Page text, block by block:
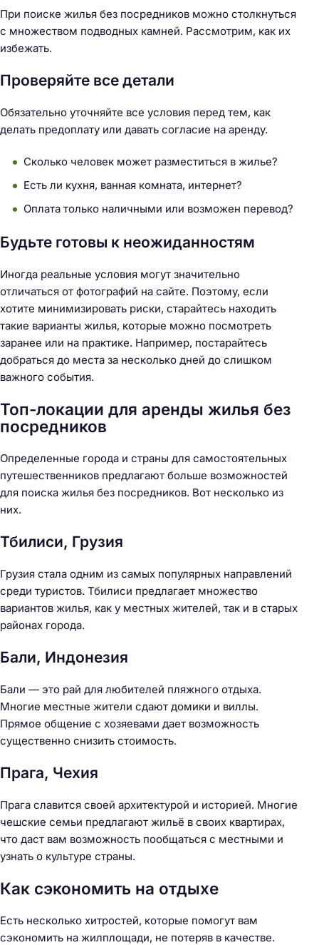
При поиске жилья без посредников можно столкнуться
с множеством подводных камней. Рассмотрим, как их
избежать.
Проверяйте все детали
Обязательно уточняйте все условия перед тем, как
делать предоплату или давать согласие на аренду.
Сколько человек может разместиться в жилье?
Есть ли кухня, ванная комната, интернет?
Оплата только наличными или возможен перевод?
Будьте готовы к неожиданностям
Иногда реальные условия могут значительно
отличаться от фотографий на сайте. Поэтому, если
хотите минимизировать риски, старайтесь находить
такие варианты жилья, которые можно посмотреть
заранее или на практике. Например, постарайтесь
добраться до места за несколько дней до слишком
важного события.
Топ-локации для аренды жилья без
посредников
Определенные города и страны для самостоятельных
путешественников предлагают больше возможностей
для поиска жилья без посредников. Вот несколько из
них.
Тбилиси, Грузия
Грузия стала одним из самых популярных направлений
среди туристов. Тбилиси предлагает множество
вариантов жилья, как у местных жителей, так и в старых
районах города.
Бали, Индонезия
Бали — это рай для любителей пляжного отдыха.
Многие местные жители сдают домики и виллы.
Прямое общение с хозяевами дает возможность
существенно снизить стоимость.
Прага, Чехия
Прага славится своей архитектурой и историей. Многие
чешские семьи предлагают жильё в своих квартирах,
что даст вам возможность пообщаться с местными и
узнать о культуре страны.
Как сэкономить на отдыхе
Есть несколько хитростей, которые помогут вам
сэкономить на жилплощади, не потеряв в качестве.